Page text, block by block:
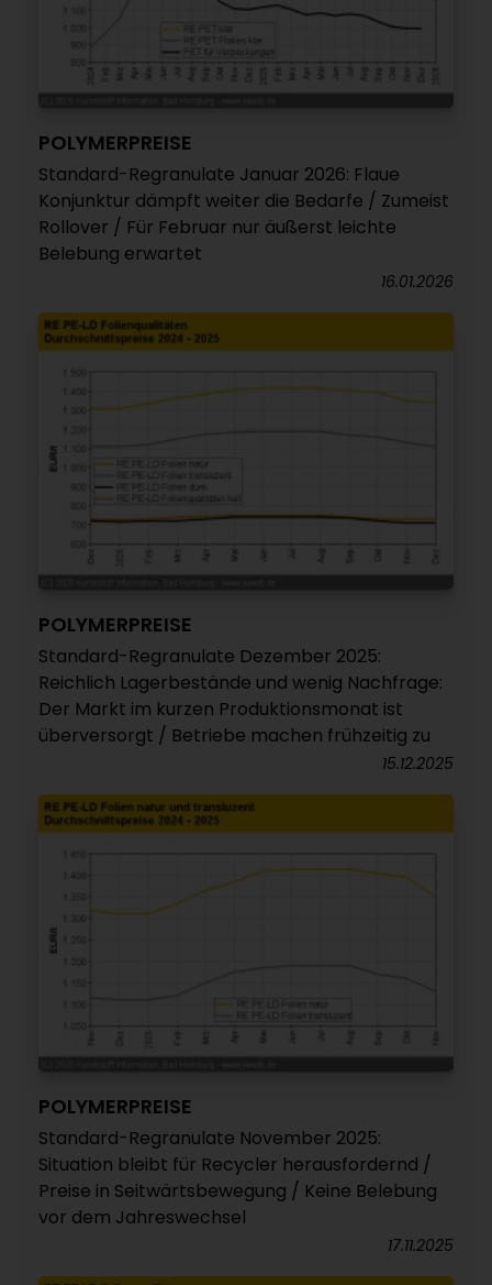
POLYMERPREISE
Standard-Regranulate Januar 2026: Flaue
Konjunktur dämpft weiter die Bedarfe / Zumeist
Rollover / Für Februar nur äußerst leichte
Belebung erwartet
16.01.2026
POLYMERPREISE
Standard-Regranulate Dezember 2025:
Reichlich Lagerbestände und wenig Nachfrage:
Der Markt im kurzen Produktionsmonat ist
überversorgt / Betriebe machen frühzeitig zu
15.12.2025
POLYMERPREISE
Standard-Regranulate November 2025:
Situation bleibt für Recycler herausfordernd /
Preise in Seitwärtsbewegung / Keine Belebung
vor dem Jahreswechsel
17.11.2025